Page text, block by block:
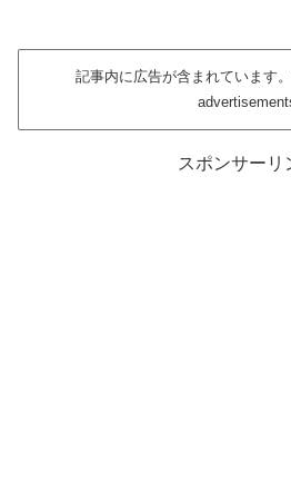
記事内に広告が含まれています
スポンサーリ